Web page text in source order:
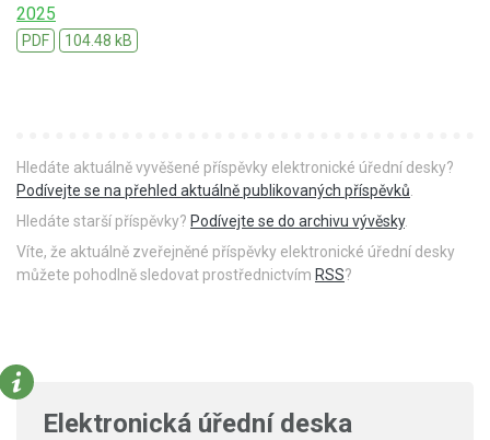
2025
PDF 104.48 kB
Hledáte aktuálně vyvěšené příspěvky elektronické úřední desky?
Podívejte se na přehled aktuálně publikovaných příspěvků
Hledáte starší příspěvky? Podívejte se do archivu vývěsky.
Víte, že aktuálně zveřejněné příspěvky elektronické úřední desky
můžete pohodlně sledovat prostřednictvím RSS?
Elektronická úřední deska